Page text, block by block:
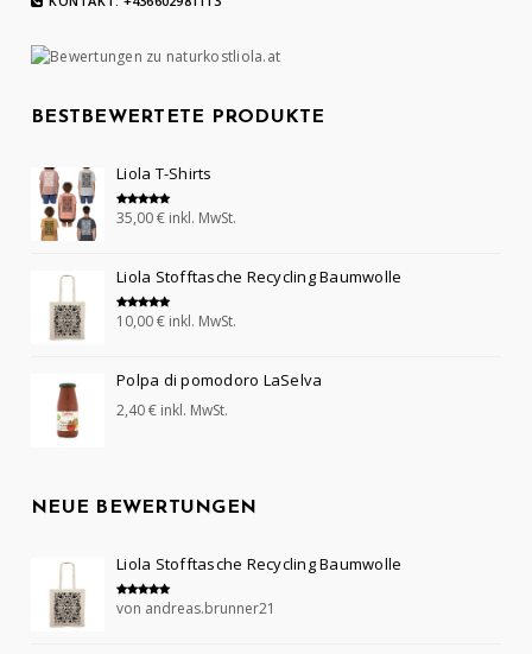
BESTBEWERTETE PRODUKTE
Liola T-Shirts
Bewertet mit
5.00
35,00€ inkl. MwSt.
Liola Stofftasche Recycling Baumwolle
Bewertet mit
5.00
10,00€ inkl. MwSt.
Polpa di pomodoro LaSelva
2,40€ inkl. MwSt.
NEUE BEWERTUNGEN
Liola Stofftasche Recycling Baumwolle
Bewertet mit
von andreas.brunner21